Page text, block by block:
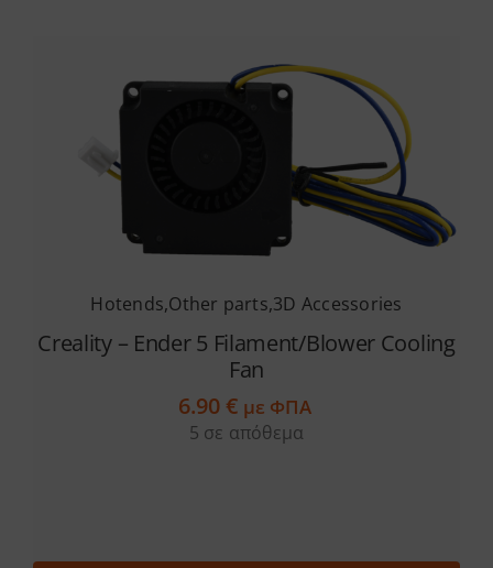
Hotends,Other parts,3D Accessories
Creality – Ender 5 Filament/Blower Cooling
Fan
6.90€ με ΦΠΑ
5 σε απόθεμα